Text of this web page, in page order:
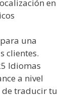
en
una
clientes.
Idiomas
a nivel
de traducir tu